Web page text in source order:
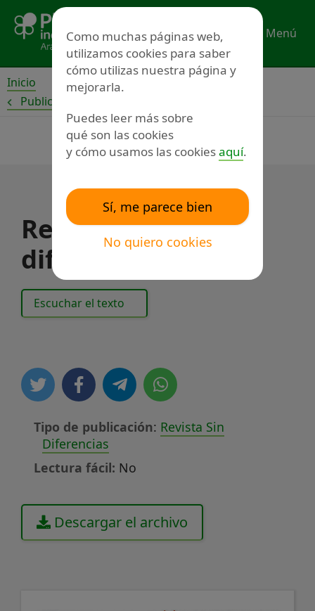
contenido
Menú
Inicio
Publicaciones
Revista sin
diferencias 13
Escuchar el texto
Tipo de publicación: Revista Sin
Diferencias
Lectura fácil: No
Descargar el archivo
Como muchas páginas web,
utilizamos cookies para saber
cómo utilizas nuestra página y
mejorarla.
Puedes leer más sobre
qué son las cookies
y cómo usamos las cookiesaquí.
Sí, me parece bien
No quiero cookies